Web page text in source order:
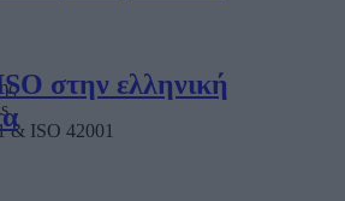
στην ελληνική
& ISO 42001